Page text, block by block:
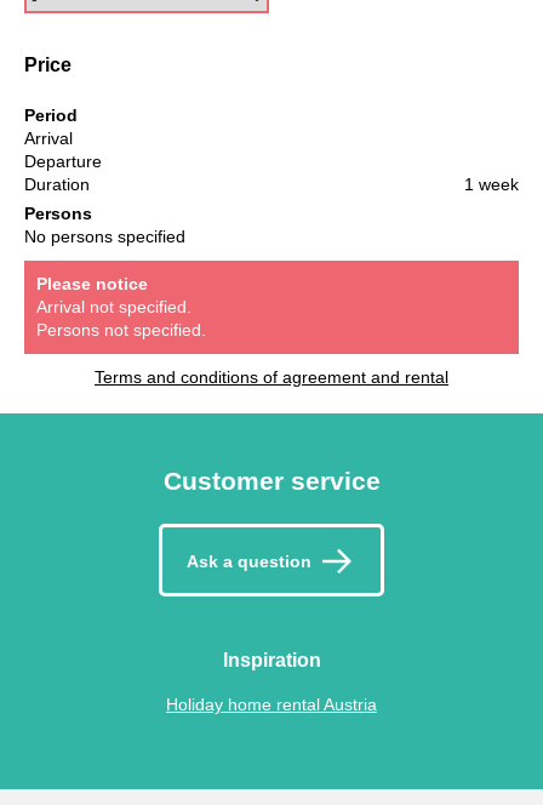
Price
Period
Arrival
Departure
Duration
1 week
Persons
No persons specified
Please notice
Arrival not specified.
Persons not specified.
Terms and conditions of agreement and rental
Customer service
Ask a question
Inspiration
Holiday home rental Austria